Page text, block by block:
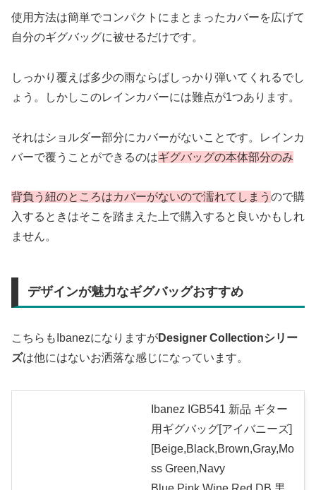
使用方法は簡単でコンパクトにまとまったカバーを広げて
自分のギグバッグに被せるだけです。
しっかり覆えば多少の雨ならばしっかり弾いてくれるでし
ょう。しかしこのレインカバーには難点が1つあります。
それはショルダー部分にカバーがないことです。レインカ
バーで覆うことができるのはギグバッグの本体部分のみ
背負う紐のところはカバーがないので濡れてしまう ので購
入するときはそこを踏まえた上で購入すると良いかもしれ
ません。
デザインが魅力なギグバッグおすすめ
こちらもIbanezになりますがDesigner Collectionシリー
ズは他にはないお洒落な感じになっています。
Ibanez IGB541 新品 ギター
用ギグバッグ[アイバニーズ]
[Beige,Black,Brown,Gray,Mo
ss Green,Navy